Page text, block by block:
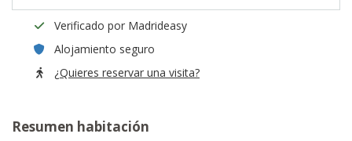
Verificado por Madrideasy
Alojamiento seguro
¿Quieres reservar una visita?
Resumen habitación